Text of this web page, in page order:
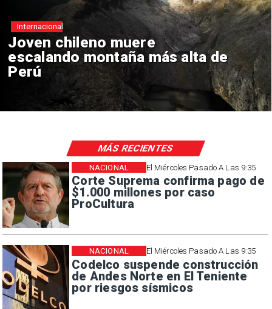
muere
montaña más alta de
nacional
El Miércoles Pasado A Las 9:35
Corte Suprema confirma pago de
$1.000 millones por caso
ProCultura
NACIONAL
El Miércoles Pasado A Las 9:35
Codelco suspende construcción
de Andes Norte en El Teniente
por riesgos sísmicos
NACIONAL
MÁS RECIENTES